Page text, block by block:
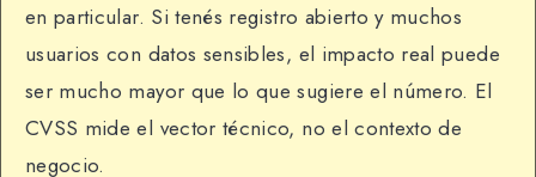
en particular. Si tenés registro abierto y muchos
usuarios con datos sensibles, el impacto real puede
ser mucho mayor que lo que sugiere el número. El
CVSS mide el vector técnico, no el contexto de
negocio.